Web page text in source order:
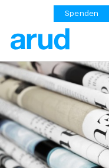
Spenden